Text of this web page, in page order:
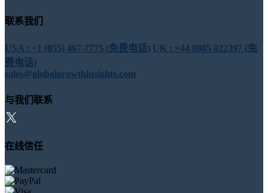
联系我们
USA : +1 (855) 467-7775 (免费电话) UK : +44 8085 022397 (免
费电话)
sales@globalgrowthinsights.com
与我们联系
在线信任